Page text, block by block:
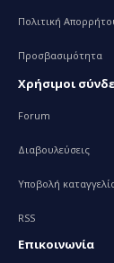
Πολιτική
Προσβασιμότητα
Χρήσιμοι
Forum
Διαβουλεύσεις
Υποβολή
RSS
Επικοινωνία